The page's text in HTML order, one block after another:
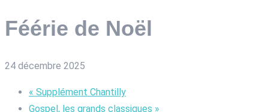
Féérie de Noël
24 décembre 2025
« Supplément Chantilly
Gospel, les grands classiques »